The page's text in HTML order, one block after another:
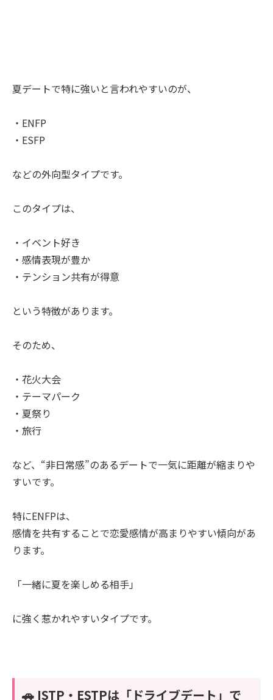
夏デートで特に強いと言われやすいのが、
・ENFP
・ESFP
などの外向型タイプです。
このタイプは、
・イベント好き
・感情表現が豊か
・テンション共有が得意
という特徴があります。
そのため、
・花火大会
・テーマパーク
・夏祭り
・旅行
など、“非日常感”のあるデートで一気に距離が縮まりや
すいです。
特にENFPは、
感情を共有することで恋愛感情が高まりやすい傾向があ
ります。
「一緒に夏を楽しめる相手」
に強く惹かれやすいタイプです。
🚗 ISTP・ESTPは「ドライブデート」で